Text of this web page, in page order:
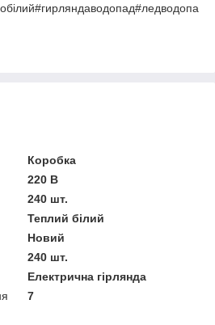
Коробка
220 В
240 шт.
Теплий білий
Новий
240 шт.
Електрична гірлянда
7